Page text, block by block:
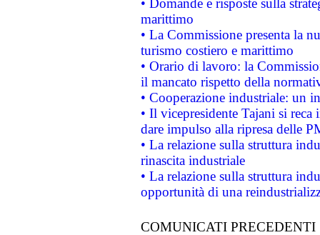
• Domande e risposte sulla
marittimo
• La Commissione presenta la
turismo costiero e marittimo
• Orario di lavoro: la
il mancato rispetto della
• Cooperazione industriale: un
• Il vicepresidente Tajani si
dare impulso alla ripresa delle
• La relazione sulla struttura
rinascita industriale
• La relazione sulla struttura
opportunità di una
COMUNICATI PRECEDENTI